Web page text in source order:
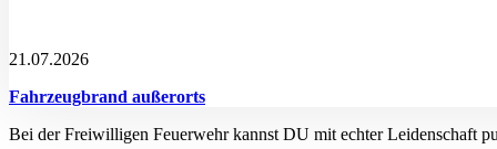
21.07.2026
Fahrzeugbrand außerorts
Bei der Freiwilligen Feuerwehr kannst DU mit echter Leidenschaft